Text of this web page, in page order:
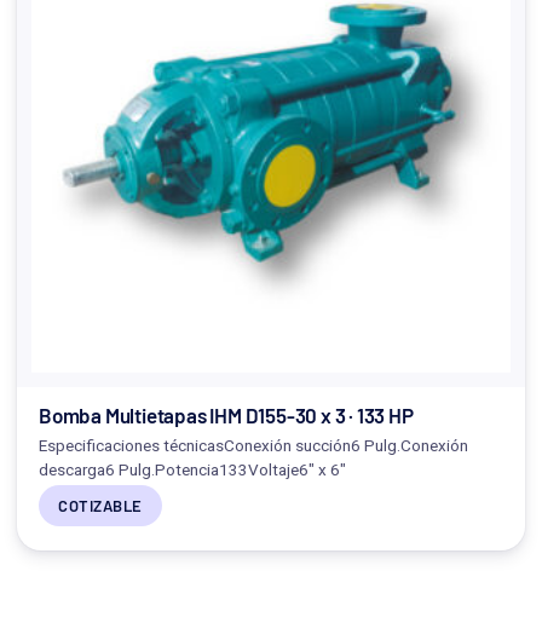
Bomba Multietapas IHM D155-30 x 3 · 133 HP
Especificaciones técnicasConexión succión6 Pulg.Conexión
descarga6 Pulg.Potencia133Voltaje6" x 6"
COTIZABLE